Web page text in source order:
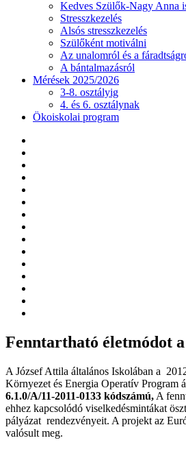
Kedves Szülők-Nagy Anna
Stresszkezelés
Alsós stresszkezelés
Szülőként motiválni
Az unalomról és a
A bántalmazásról
Mérések 2025/2026
3-8. osztályig
4. és 6. osztálynak
Ökoiskolai program
Fenntartható életmódot
A József Attila általános Iskolában a
Környezet és Energia Operatív Program
6.1.0/A/11-2011-0133 kódszámú, A
ehhez kapcsolódó viselkedésmintákat
pályázat rendezvényeit. A projekt az
valósult meg.